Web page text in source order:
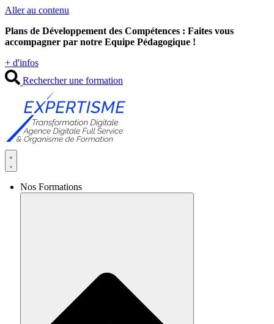
Aller au contenu
Plans de Développement des Compétences : Faites vous
accompagner par notre Equipe Pédagogique !
+ d'infos
Rechercher une formation
Nos Formations